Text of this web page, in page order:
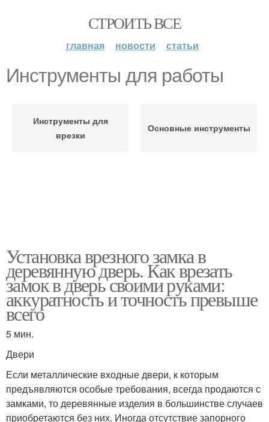
СТРОИТЬ ВСЕ
главная новости статьи
Инструменты для работы
Инструменты для
врезки
Основные инструменты
Установка врезного замка в
деревянную дверь. Как врезать
замок в дверь своими руками:
аккуратность и точность превыше
всего
5 мин.
Двери
Если металлические входные двери, к которым
предъявляются особые требования, всегда продаются с
замками, то деревянные изделия в большинстве случаев
приобретаются без них. Иногда отсутствие запорного